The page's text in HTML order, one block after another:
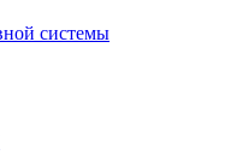
системы